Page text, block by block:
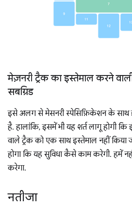
मेज़नरी ट्रैक का इस्तेमाल करने
सबग्रिड
इसे अलग से मेसनरी स्पेसिफ़िकेशन के साथ
है. हालांकि, इसमें भी यह शर्त लागू होगी
वाले ट्रैक को एक साथ इस्तेमाल नहीं किया
होगा कि यह सुविधा कैसे काम करेगी. हमें
करेगा.
नतीजा